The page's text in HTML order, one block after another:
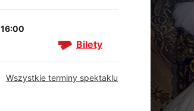
16:00
Bilety
Wszystkie terminy spektaklu